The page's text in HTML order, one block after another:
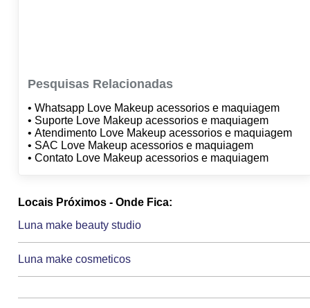
Pesquisas Relacionadas
• Whatsapp Love Makeup acessorios e maquiagem
• Suporte Love Makeup acessorios e maquiagem
• Atendimento Love Makeup acessorios e maquiagem
• SAC Love Makeup acessorios e maquiagem
• Contato Love Makeup acessorios e maquiagem
Locais Próximos - Onde Fica:
Luna make beauty studio
Luna make cosmeticos